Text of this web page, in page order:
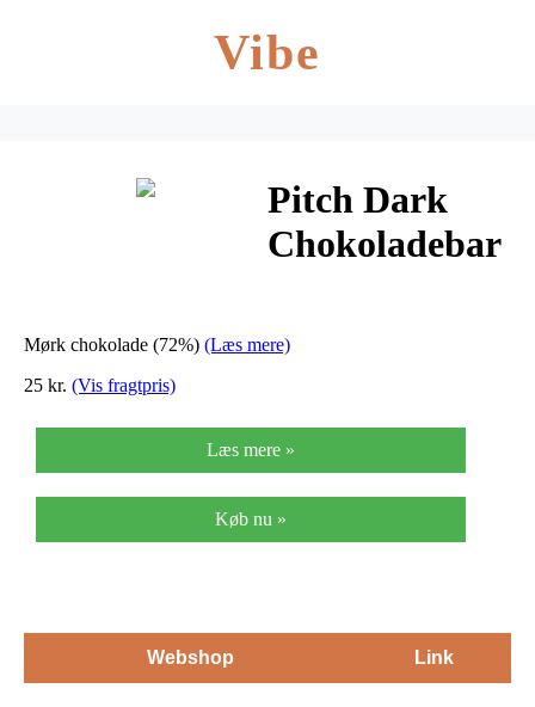
Vibe
Pitch Dark
Chokoladebar
Chocolate Co.
Mørk chokolade (72%) (Læs mere)
25 kr. (Vis fragtpris)
Læs mere »
Køb nu »
Webshop Link